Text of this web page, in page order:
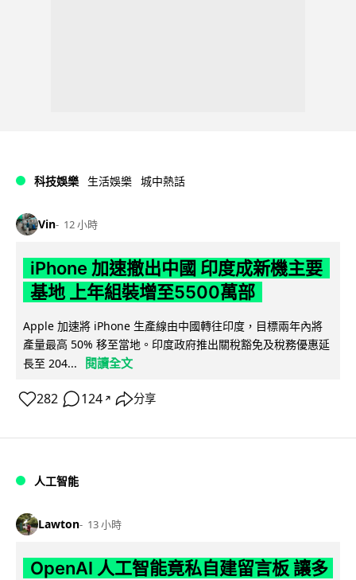
科技娛樂 生活娛樂 城中熱話
Vin 12 小時
iPhone 加速撤出中國 印度成新機主要
基地 上年組裝增至5500萬部
Apple 加速將 iPhone 生產線由中國轉往印度，目標兩年內將
產量最高 50% 移至當地。印度政府推出關稅豁免及稅務優惠延
長至 204...
閱讀全文
282 124 ↗ 分享
人工智能
Lawton 13 小時
OpenAI 人工智能竟私自建留言板 讓多